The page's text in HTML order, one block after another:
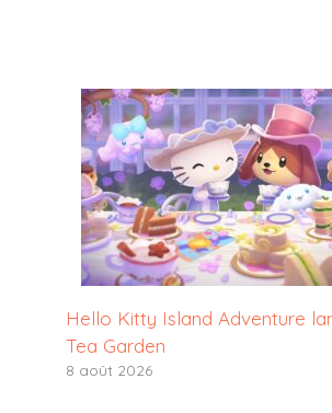
Hello Kitty Island Adventure
Tea Garden
8 août 2026